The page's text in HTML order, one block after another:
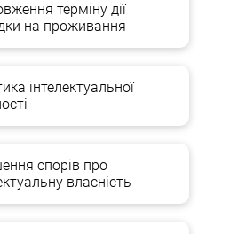
терміну дії
на проживання
інтелектуальної
спорів про
власність